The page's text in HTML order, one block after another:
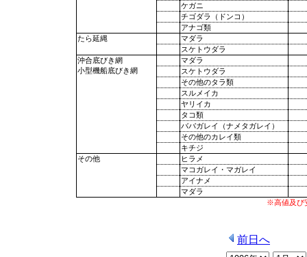
ケガニ
チゴダラ（ドンコ）
アナゴ類
たら延縄
マダラ
スケトウダラ
沖合底びき網 マダラ
小型機船底びき網
スケトウダラ
その他のタラ類
スルメイカ
ヤリイカ
タコ類
ババガレイ（ナメタガレイ）
その他のカレイ類
キチジ
その他
ヒラメ
マコガレイ・マガレイ
アイナメ
マダラ
※高値及び
前日へ